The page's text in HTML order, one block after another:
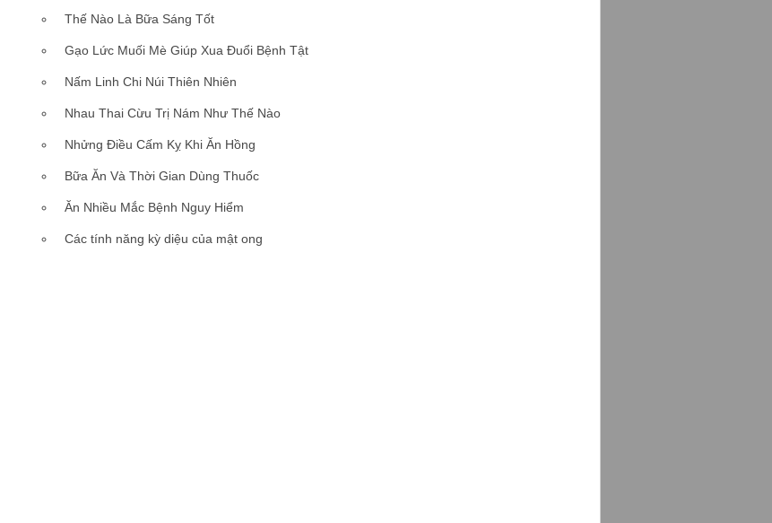
Thế Nào Là Bữa Sáng Tốt
Gạo Lức Muối Mè Giúp Xua Đuổi Bệnh Tật
Nấm Linh Chi Núi Thiên Nhiên
Nhau Thai Cừu Trị Nám Như Thế Nào
Nhửng Điều Cấm Kỵ Khi Ăn Hồng
Bữa Ăn Và Thời Gian Dùng Thuốc
Ăn Nhiều Mắc Bệnh Nguy Hiểm
Các tính năng kỳ diệu của mật ong